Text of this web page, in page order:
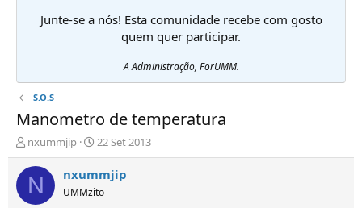
Junte-se a nós! Esta comunidade recebe com gosto
quem quer participar.
A Administração, ForUMM.
S.O.S
Manometro de temperatura
I
n
i
c
i
nxummjip
D
a
t
d
22 Set 2013
N nxummjip
UMMzito